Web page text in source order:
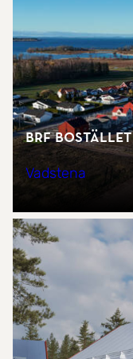
Brf Bostället
Vadstena